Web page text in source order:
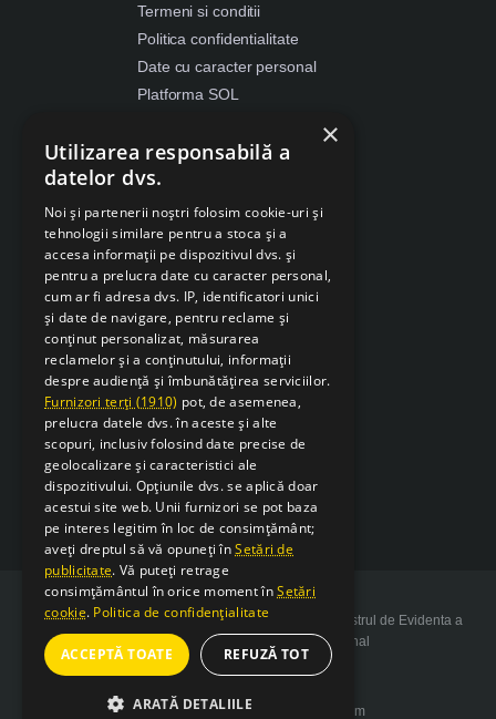
Termeni si conditii
Politica confidentialitate
Date cu caracter personal
Platforma SOL
Despre Cookies
Retragere din contract
Copyright 2026 SarcSudex.ro Website inscris in Registrul de Evidenta a
Prelucrarii de Date cu Caracter Personal
Website design by web-Bsolutions.com
×
Utilizarea responsabilă a
datelor dvs.
Noi și partenerii noștri folosim cookie-uri și
tehnologii similare pentru a stoca și a
accesa informații pe dispozitivul dvs. și
pentru a prelucra date cu caracter personal,
cum ar fi adresa dvs. IP, identificatori unici
și date de navigare, pentru reclame și
conținut personalizat, măsurarea
reclamelor și a conținutului, informații
despre audiență și îmbunătățirea serviciilor.
Furnizori terți (1910) pot, de asemenea,
prelucra datele dvs. în aceste și alte
scopuri, inclusiv folosind date precise de
geolocalizare și caracteristici ale
dispozitivului. Opțiunile dvs. se aplică doar
acestui site web. Unii furnizori se pot baza
pe interes legitim în loc de consimțământ;
aveți dreptul să vă opuneți înSetări de
publicitate. Vă puteți retrage
consimțământul în orice moment înSetări
cookie. Politica de confidențialitate
ACCEPTĂ TOATE REFUZĂ TOT
ARATĂ DETALIILE